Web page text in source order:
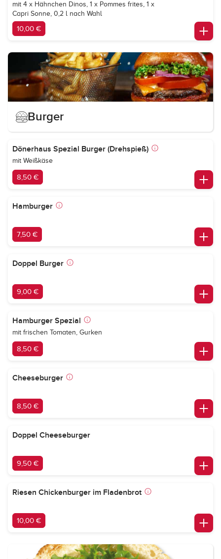
mit 4 x Hähnchen Dinos, 1 x Pommes frites, 1 x
Capri Sonne, 0,2 l nach Wahl
10,00 €
Burger
Dönerhaus Spezial Burger (Drehspieß)
mit Weißkäse
8,50 €
Hamburger
7,50 €
Doppel Burger
9,00 €
Hamburger Spezial
mit frischen Tomaten, Gurken
8,50 €
Cheeseburger
8,50 €
Doppel Cheeseburger
9,50 €
Riesen Chickenburger im Fladenbrot
10,00 €